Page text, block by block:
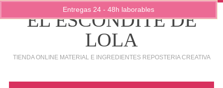
EL ESCONDITE DE
LOLA
TIENDA ONLINE MATERIAL E INGREDIENTES REPOSTERIA CREATIVA
Entregas 24 - 48h laborables